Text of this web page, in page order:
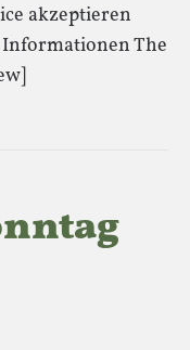
akzeptieren
The